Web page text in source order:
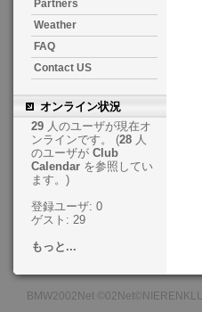
Partners
Weather
FAQ
Contact US
オンライン状況
29 人のユーザが現在オ
ンラインです。 (28 人
のユーザが Club
Calendar を参照してい
ます。)
登録ユーザ: 0
ゲスト: 29
もっと...
BMW2002Net